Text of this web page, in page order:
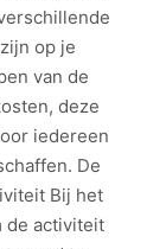
op je
van de
deze
iedereen
De
Bij het
de activiteit